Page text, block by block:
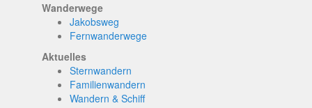
Wanderwege
Jakobsweg
Fernwanderwege
Aktuelles
Sternwandern
Familienwandern
Wandern & Schiff